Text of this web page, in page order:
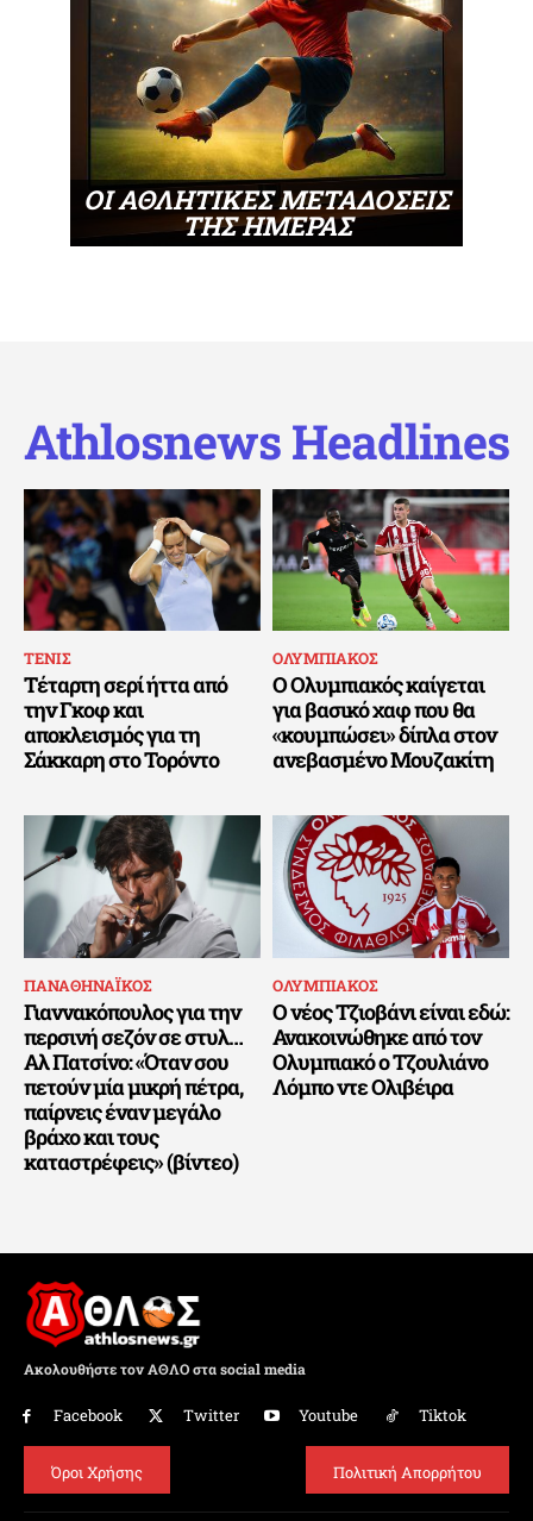
ΟΙ ΑΘΛΗΤΙΚΕΣ ΜΕΤΑΔΟΣΕΙΣ
ΤΗΣ ΗΜΕΡΑΣ
Athlosnews Headlines
ΤΕΝΙΣ
Τέταρτη σερί ήττα από
την Γκοφ και
αποκλεισμός για τη
Σάκκαρη στο Τορόντο
ΟΛΥΜΠΙΑΚΟΣ
Ο Ολυμπιακός καίγεται
για βασικό χαφ που θα
«κουμπώσει» δίπλα στον
ανεβασμένο Μουζακίτη
ΠΑΝΑΘΗΝΑΪΚΟΣ
Γιαννακόπουλος για την
περσινή σεζόν σε στυλ…
Αλ Πατσίνο: «Όταν σου
πετούν μία μικρή πέτρα,
παίρνεις έναν μεγάλο
βράχο και τους
καταστρέφεις» (βίντεο)
ΟΛΥΜΠΙΑΚΟΣ
Ο νέος Τζιοβάνι είναι εδώ:
Ανακοινώθηκε από τον
Ολυμπιακό ο Τζουλιάνο
Λόμπο ντε Ολιβέιρα
Ακολουθήστε τον ΑΘΛΟ στα social media
Facebook Twitter Youtube Tiktok
Όροι Χρήσης Πολιτική Απορρήτου